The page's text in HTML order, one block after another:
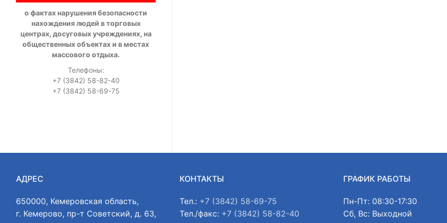
о фактах нарушения безопасности
нахождения людей в торговых
центрах, досуговых учреждениях, на
общественных объектах и в местах
массового отдыха.
Телефоны:
+7 (3842) 58-82-40
+7 (3842) 58-69-75
АДРЕС
650000, Кемеровская область,
г. Кемерово, пр-т Советский, д. 63,
КОНТАКТЫ
Тел.: +7 (3842) 58-69-75
Тел./факс: +7 (3842) 58-82-40
ГРАФИК РАБОТЫ
Пн-Пт: 08:30-17:30
Сб, Вс: Выходной